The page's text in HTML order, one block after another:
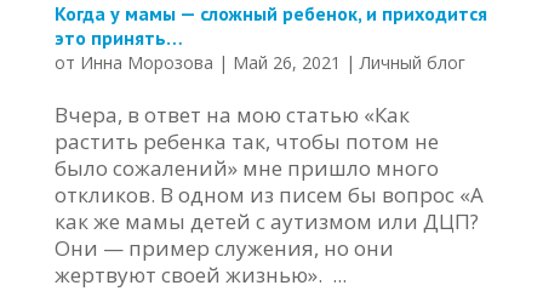
Когда у мамы — сложный ребенок, и приходится
это принять…
от Инна Морозова | Май 26, 2021 |Личный блог
Вчера, в ответ на мою статью «Как
растить ребенка так, чтобы потом не
было сожалений» мне пришло много
откликов. В одном из писем бы вопрос «А
как же мамы детей с аутизмом или ДЦП?
Они — пример служения, но они
жертвуют своей жизнью». ...